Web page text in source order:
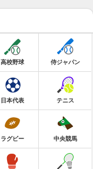
高校野球 侍ジャパン
日本代表 テニス
ラグビー 中央競馬